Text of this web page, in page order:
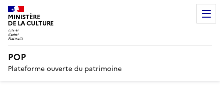
MINISTÈRE
DE LA CULTURE
POP
Plateforme ouverte du patrimoine